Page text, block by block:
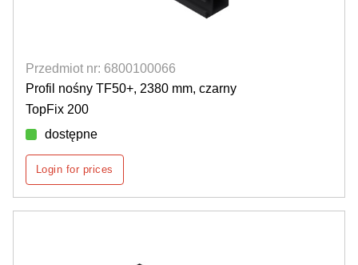
Przedmiot nr: 6800100066
Profil nośny TF50+, 2380 mm, czarny
TopFix 200
dostępne
Login for prices